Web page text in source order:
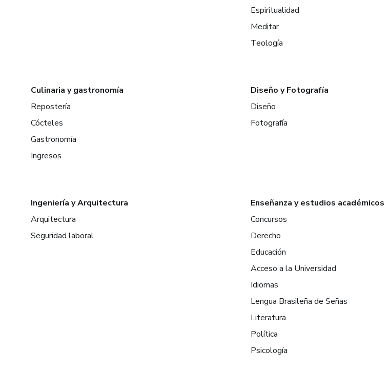
Espiritualidad
Meditar
Teología
Culinaria y gastronomía
Repostería
Cócteles
Gastronomía
Ingresos
Diseño y Fotografía
Diseño
Fotografía
Ingeniería y Arquitectura
Arquitectura
Seguridad laboral
Enseñanza y estudios académicos
Concursos
Derecho
Educación
Acceso a la Universidad
Idiomas
Lengua Brasileña de Señas
Literatura
Política
Psicología